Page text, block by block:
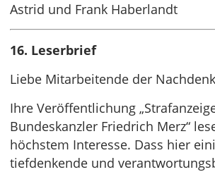
Astrid und Frank Haberlandt
16. Leserbrief
Liebe Mitarbeitende der
Ihre Veröffentlichung
Bundeskanzler Friedrich Merz“
höchstem Interesse. Dass hier
tiefdenkende und